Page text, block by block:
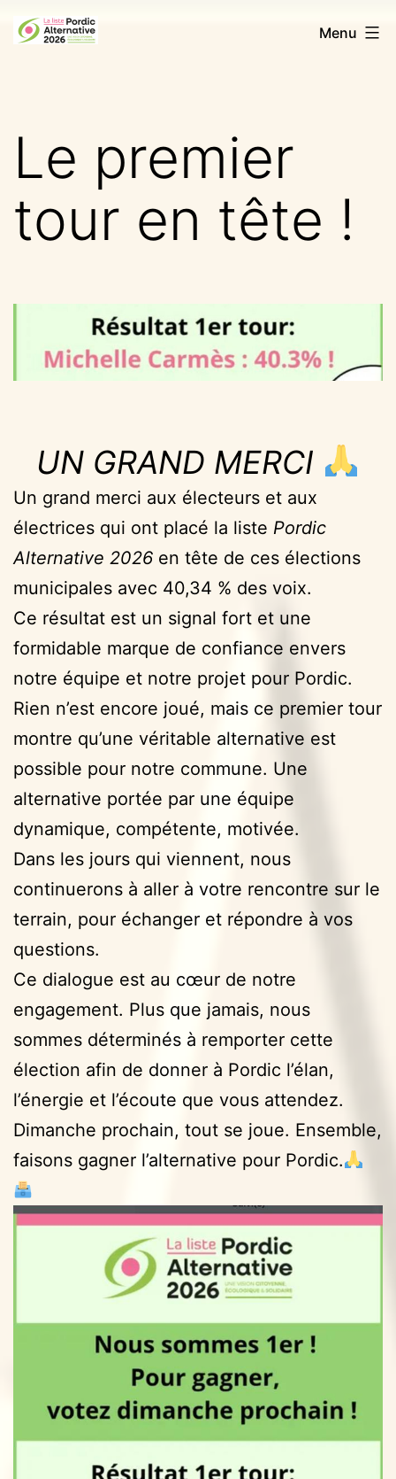
Aller
auPordic
Menu
Le premier
tour en tête !
UN GRAND MERCI
Un grand merci aux électeurs et aux
électrices qui ont placé la liste Pordic
Alternative 2026 en tête de ces élections
municipales avec 40,34 % des voix.
Ce résultat est un signal fort et une
formidable marque de confiance envers
notre équipe et notre projet pour Pordic.
Rien n’est encore joué, mais ce premier tour
montre qu’une véritable alternative est
possible pour notre commune. Une
alternative portée par une équipe
dynamique, compétente, motivée.
Dans les jours qui viennent, nous
continuerons à aller à votre rencontre sur le
terrain, pour échanger et répondre à vos
questions.
Ce dialogue est au cœur de notre
engagement. Plus que jamais, nous
sommes déterminés à remporter cette
élection afin de donner à Pordic l’élan,
l’énergie et l’écoute que vous attendez.
Dimanche prochain, tout se joue. Ensemble,
faisons gagner l’alternative pour Pordic.